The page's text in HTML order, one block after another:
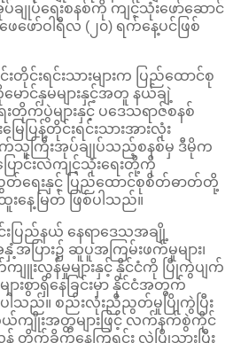
ချုပ်ရေးစနစ်ကို ကျင့်သုံးဖော်ဆောင်
ဖော်ဝါရီလ (၂၀) ရက်နေ့ပင်ဖြစ်
းတိုင်းရင်းသားများက ပြည်ထောင်စု
ောင်နှမများနှင့်အတူ နယ်ချဲ့
တိုက်ပွဲများနှင့် ပဒေသရာဇ်စနစ်
ြေပြန့်တိုင်းရင်းသားအားလုံး
သူကြီးအုပ်ချုပ်သည့်စနစ်မှ ဒီမိုက
ောင်းလဲကျင့်သုံးရေးတို့ကို
တ်ရေးနှင့် ပြည်ထောင်စုစိတ်ဓာတ်တို့
းနေ့မြတ် ဖြစ်ပါသည်။
ပြည်နယ် နေရာဒေသအချို့
ပြား၌ ဆူပူအကြမ်းဖက်မှုများ၊
ျူးလွန်မှုများနှင့် နိုင်ငံကို ပြိုကွဲပျက်
းစွာရှိနေခြင်းမှာ နိုင်ငံအတွက်
ပါသည်။ စည်းလုံးညီညွတ်မှုပြိုကွဲပြီး
ျိုးအတ္တများဖြင့် လက်နက်စွဲကိုင်
န် တိုက်ခိုက်နေကြရင်း လဲပြိုသွားပြီး